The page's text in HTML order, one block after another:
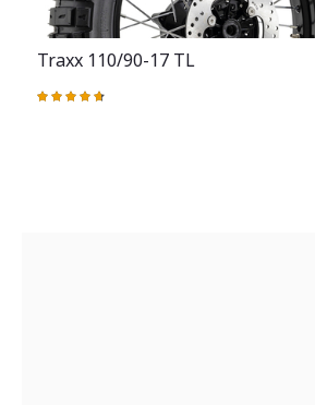
Traxx 110/90-17 TL
Valoración: